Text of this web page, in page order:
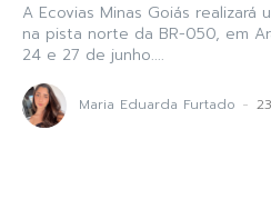
A Ecovias Minas Goiás realizará
na pista norte da BR-050, em
24 e 27 de junho....
Maria Eduarda Furtado -